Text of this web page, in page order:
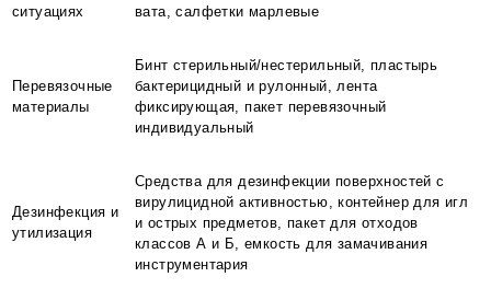
ситуациях
вата, салфетки марлевые
Перевязочные
материалы
Бинт стерильный/нестерильный, пластырь
бактерицидный и рулонный, лента
фиксирующая, пакет перевязочный
индивидуальный
Дезинфекция и
утилизация
Средства для дезинфекции поверхностей с
вирулицидной активностью, контейнер для игл
и острых предметов, пакет для отходов
классов А и Б, емкость для замачивания
инструментария